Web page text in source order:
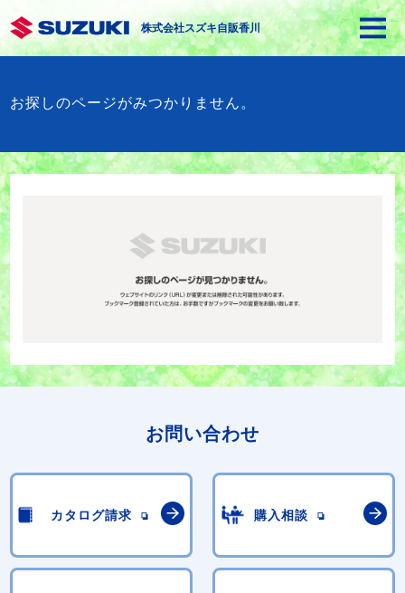
株式会社スズキ自販香川
お探しのページがみつかりません。
お問い合わせ
カタログ請求 購入相談